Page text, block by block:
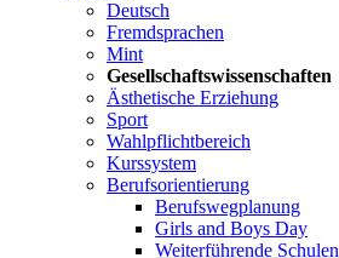
Deutsch
Fremdsprachen
Mint
Gesellschaftswissenschaften
Ästhetische Erziehung
Sport
Wahlpflichtbereich
Kurssystem
Berufsorientierung
Berufswegplanung
Girls and Boys Day
Weiterführende Schulen